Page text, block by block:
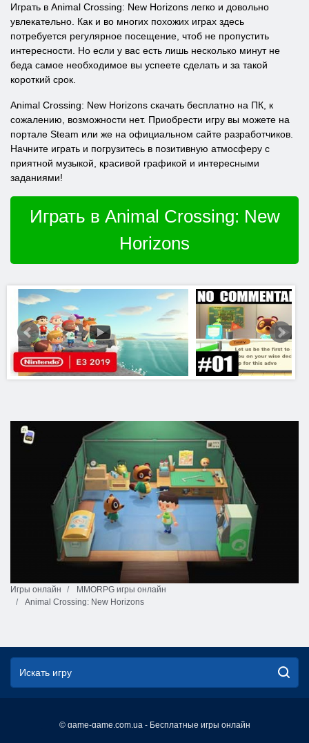
Играть в Animal Crossing: New Horizons легко и довольно
увлекательно. Как и во многих похожих играх здесь
потребуется регулярное посещение, чтоб не пропустить
интересности. Но если у вас есть лишь несколько минут не
беда самое необходимое вы успеете сделать и за такой
короткий срок.
Animal Crossing: New Horizons скачать бесплатно на ПК, к
сожалению, возможности нет. Приобрести игру вы можете на
портале Steam или же на официальном сайте разработчиков.
Начните играть и погрузитесь в позитивную атмосферу с
приятной музыкой, красивой графикой и интересными
заданиями!
Играть в Animal Crossing: New
Horizons
Игры онлайн
MMORPG игры онлайн
Animal Crossing: New Horizons
© game-game.com.ua - Бесплатные игры онлайн